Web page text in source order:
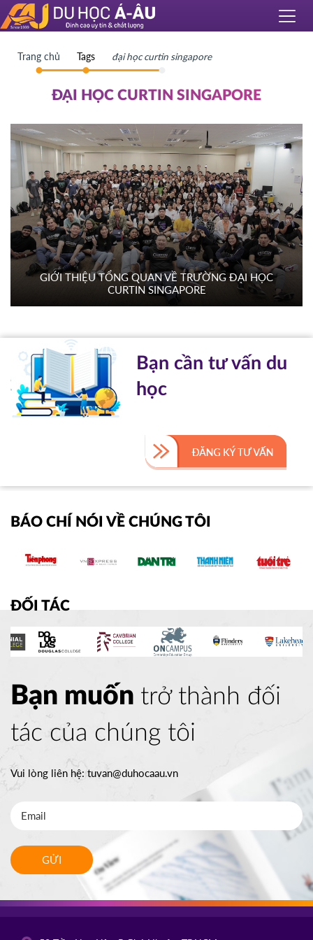
Trang chủ Tags đại học curtin singapore
ĐẠI HỌC CURTIN SINGAPORE
GIỚI THIỆU TỔNG QUAN VỀ TRƯỜNG ĐẠI HỌC
CURTIN SINGAPORE
Bạn cần tư vấn du
học
BÁO CHÍ NÓI VỀ CHÚNG TÔI
ĐỐI TÁC
Bạn muốn trở thành đối
tác của chúng tôi
Vui lòng liên hệ:tuvan@duhocaau.vn
GỬI